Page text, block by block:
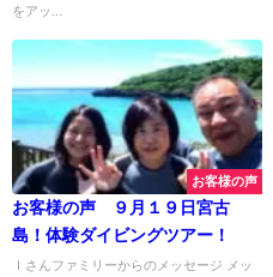
をアッ...
お客様の声
お客様の声 ９月１９日宮古
島！体験ダイビングツアー！
Ｉさんファミリーからのメッセージ メッ